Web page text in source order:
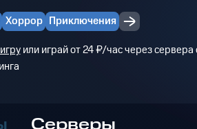
Хоррор Приключения
или играй от 24 ₽/час через сервера